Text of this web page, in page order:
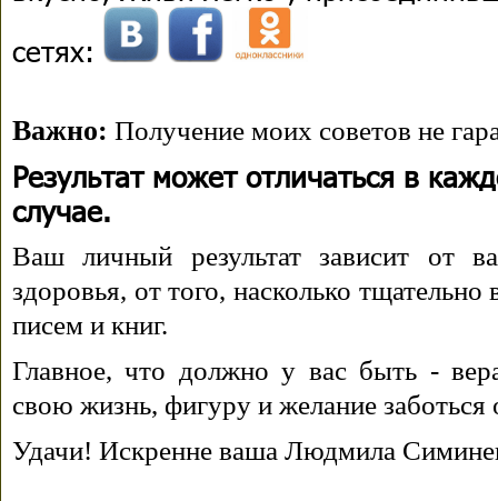
сетях:
Важно: Получение моих советов не
Результат может отличаться в
случае.
Ваш личный результат зависит от
здоровья, от того, насколько
писем и книг.
Главное, что должно у вас быть -
свою жизнь, фигуру и желание заботься
Удачи! Искренне ваша Людмила